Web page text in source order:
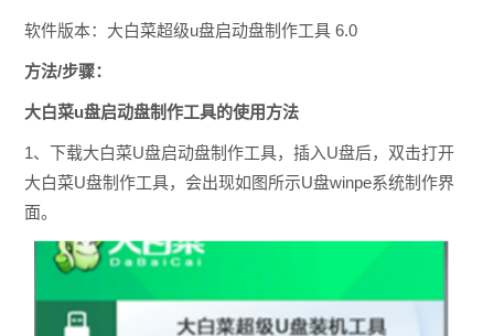
软件版本：大白菜超级u盘启动盘制作工具 6.0
方法/步骤：
大白菜u盘启动盘制作工具的使用方法
1、下载大白菜U盘启动盘制作工具，插入U盘后，双击打开
大白菜U盘制作工具，会出现如图所示U盘winpe系统制作界
面。